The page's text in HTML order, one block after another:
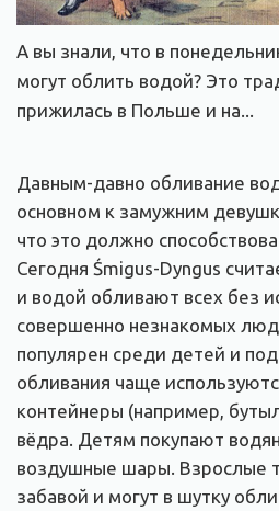
А вы знали, что в
могут облить водой? Это
прижилась в Польше и на...
Давным-давно обливание
основном к замужним
что это должно
Сегодня Śmigus-Dyngus
и водой обливают всех без
совершенно незнакомых
популярен среди детей и
обливания чаще
контейнеры (например,
вёдра. Детям покупают
воздушные шары. Взрослые
забавой и могут в шутку